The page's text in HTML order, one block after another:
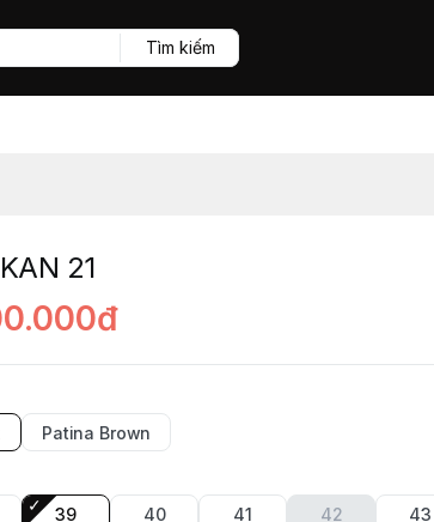
Tìm kiếm
21
Patina Brown
39 40 41 42 43